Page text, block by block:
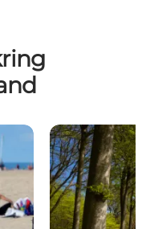
Ø-ferie på Als